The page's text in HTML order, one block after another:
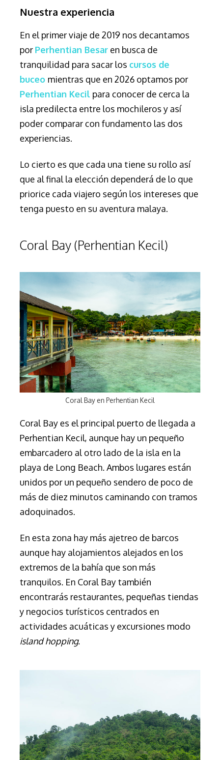
Nuestra experiencia
En el primer viaje de 2019 nos decantamos
por Perhentian Besar en busca de
tranquilidad para sacar los cursos de
buceo mientras que en 2026 optamos por
Perhentian Kecil para conocer de cerca la
isla predilecta entre los mochileros y así
poder comparar con fundamento las dos
experiencias.
Lo cierto es que cada una tiene su rollo así
que al final la elección dependerá de lo que
priorice cada viajero según los intereses que
tenga puesto en su aventura malaya.
Coral Bay (Perhentian Kecil)
Coral Bay en Perhentian Kecil
Coral Bay es el principal puerto de llegada a
Perhentian Kecil, aunque hay un pequeño
embarcadero al otro lado de la isla en la
playa de Long Beach. Ambos lugares están
unidos por un pequeño sendero de poco de
más de diez minutos caminando con tramos
adoquinados.
En esta zona hay más ajetreo de barcos
aunque hay alojamientos alejados en los
extremos de la bahía que son más
tranquilos. En Coral Bay también
encontrarás restaurantes, pequeñas tiendas
y negocios turísticos centrados en
actividades acuáticas y excursiones modo
island hopping.